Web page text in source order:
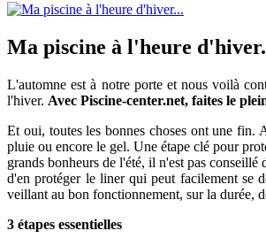
Ma piscine à l'heure
L'automne est à notre porte et nous voilà
l'hiver. Avec Piscine-center.net, faites le
Et oui, toutes les bonnes choses ont une fin.
pluie ou encore le gel. Une étape clé pour
grands bonheurs de l'été, il n'est pas
d'en protéger le liner qui peut facilement se
veillant au bon fonctionnement, sur la durée,
3 étapes essentielles